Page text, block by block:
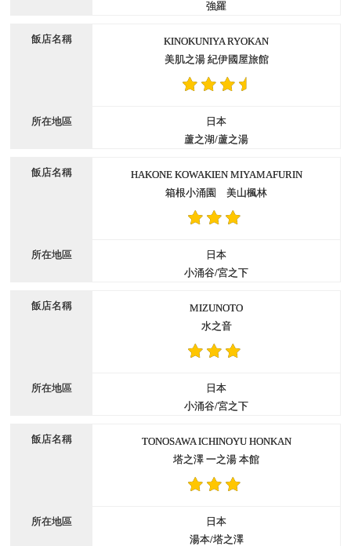
強羅
KINOKUNIYA RYOKAN
美肌之湯 紀伊國屋旅館
日本
蘆之湖/蘆之湯
HAKONE KOWAKIEN MIYAMAFURIN
箱根小涌園 美山楓林
日本
小涌谷/宮之下
MIZUNOTO
水之音
日本
小涌谷/宮之下
TONOSAWA ICHINOYU HONKAN
塔之澤 一之湯 本館
日本
湯本/塔之澤